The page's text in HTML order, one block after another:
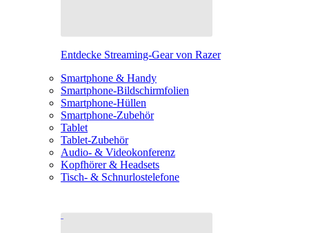
Entdecke Streaming-Gear von Razer
Smartphone & Handy
Smartphone-Bildschirmfolien
Smartphone-Hüllen
Smartphone-Zubehör
Tablet
Tablet-Zubehör
Audio- & Videokonferenz
Kopfhörer & Headsets
Tisch- & Schnurlostelefone